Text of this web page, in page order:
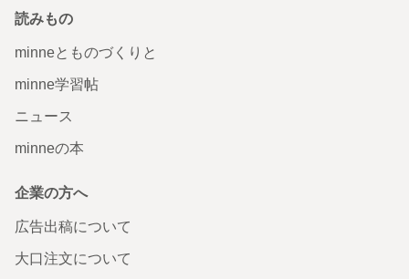
読みもの
minneとものづくりと
minne学習帖
ニュース
minneの本
企業の方へ
広告出稿について
大口注文について